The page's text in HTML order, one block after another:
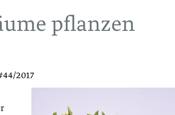
pflanzen
2017